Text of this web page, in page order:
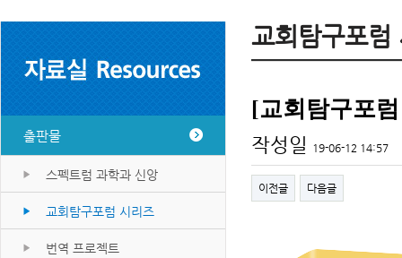
출판물
스펙트럼 과학과 신앙
교회탐구포럼 시리즈
번역 프로젝트
교회탐구포럼
[교회탐구포
작성일 19-06-12 14:57
이전글 다음글